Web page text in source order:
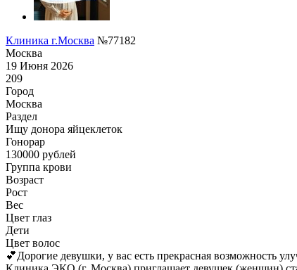
Клиника г.Москва №77182
Москва
19 Июня 2026
209
Город
Москва
Раздел
Ищу донора яйцеклеток
Гонoрар
130000 рублей
Группа крови
Возраст
Рост
Вес
Цвет глаз
Дети
Цвет волос
💕Дорогие девушки, у вас есть прекрасная возможность